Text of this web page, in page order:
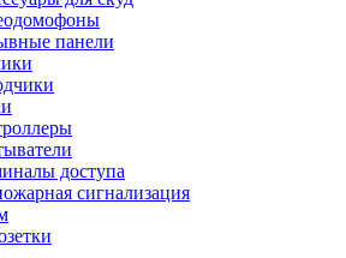
Аэраторы и скарификаторы
Мотоблоки
Генераторы
Снегоуборщики
Воздуходувки
Цепные и бензопилы
Оснастка к садовой технике
Садовые насосы
Поливочное оборудование
Садовые измельчители
Гидроаккумуляторы
панели
доступа
сигнализация